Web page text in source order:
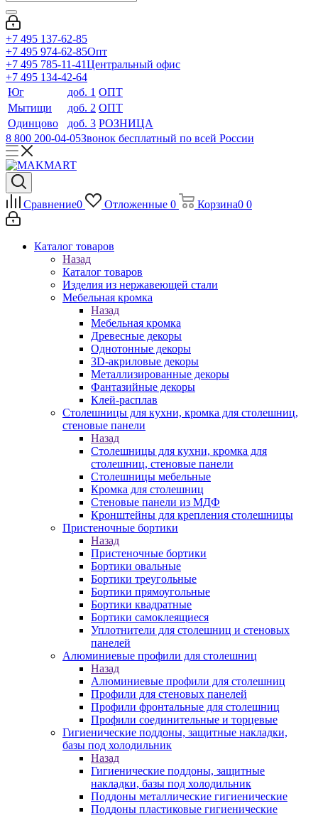
+7 495 137-62-85
+7 495 974-62-85Опт
+7 495 785-11-41Центральный офис
+7 495 134-42-64
Юг
доб. 1 ОПТ
Мытищи
доб. 2 ОПТ
Одинцово
доб. 3 РОЗНИЦА
8 800 200-04-05Звонок бесплатный по всей России
Сравнение0 Отложенные 0 Корзина0 0
Каталог товаров
Назад
Каталог товаров
Изделия из нержавеющей стали
Мебельная кромка
Назад
Мебельная кромка
Древесные декоры
Однотонные декоры
3D-акриловые декоры
Металлизированные декоры
Фантазийные декоры
Клей-расплав
Столешницы для кухни, кромка для столешниц,
стеновые панели
Назад
Столешницы для кухни, кромка для
столешниц, стеновые панели
Столешницы мебельные
Кромка для столешниц
Стеновые панели из МДФ
Кронштейны для крепления столешницы
Пристеночные бортики
Назад
Пристеночные бортики
Бортики овальные
Бортики треугольные
Бортики прямоугольные
Бортики квадратные
Бортики самоклеящиеся
Уплотнители для столешниц и стеновых
панелей
Алюминиевые профили для столешниц
Назад
Алюминиевые профили для столешниц
Профили для стеновых панелей
Профили фронтальные для столешниц
Профили соединительные и торцевые
Гигиенические поддоны, защитные накладки,
базы под холодильник
Назад
Гигиенические поддоны, защитные
накладки, базы под холодильник
Поддоны металлические гигиенические
Поддоны пластиковые гигиенические